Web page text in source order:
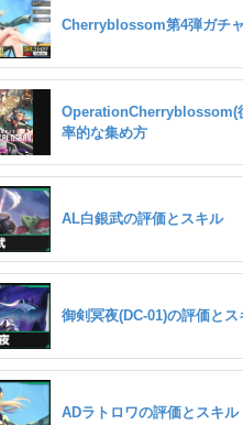
Cherryblossom第4弾ガチ
OperationCherryblossom(
率的な集め方
AL白銀武の評価とスキル
御剣冥夜(DC-01)の評価とス
ADラトロワの評価とスキル